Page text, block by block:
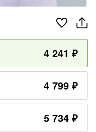
4 241 ₽
4 799 ₽
5 734 ₽